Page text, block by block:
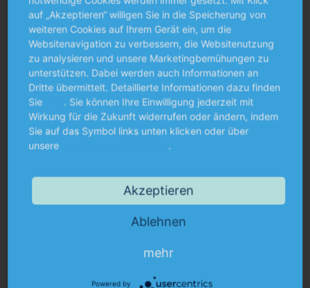
Die Beteiligten streiten über die steuerliche
Anerkennung der durch die Nutzung eines privaten
Pkw entstandenen Aufwendungen als
Werbungskosten.
auf „Akzeptieren“ willigen Sie in die Speicherung von
weiteren Cookies auf Ihrem Gerät ein, um die
Websitenavigation zu verbessern, die Websitenutzung
zu analysieren und unsere Marketingbemühungen zu
unterstützen. Dabei werden auch Informationen an
Dritte übermittelt. Detaillierte Informationen dazu finden
Sie
. Sie können Ihre Einwilligung jederzeit mit
Wirkung für die Zukunft widerrufen oder ändern, indem
Sie auf das Symbol links unten klicken oder über
unsere
.
Akzeptieren
Ablehnen
mehr
Powered by